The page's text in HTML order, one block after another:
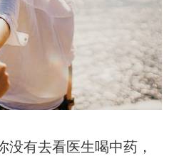
没有去看医生喝中药，